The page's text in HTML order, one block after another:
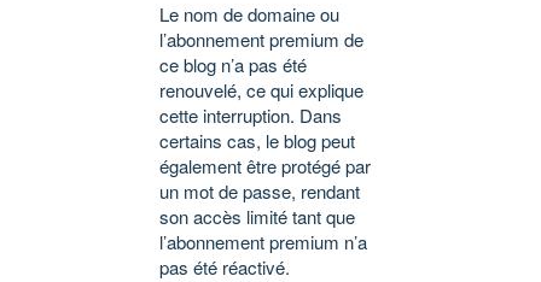
Le nom de domaine ou
l’abonnement premium de
ce blog n’a pas été
renouvelé, ce qui explique
cette interruption. Dans
certains cas, le blog peut
également être protégé par
un mot de passe, rendant
son accès limité tant que
l’abonnement premium n’a
pas été réactivé.